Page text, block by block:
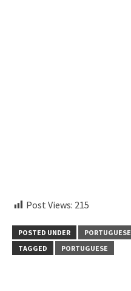
Post Views: 215
POSTED UNDER
PORTUGUESE
TAGGED
PORTUGUESE